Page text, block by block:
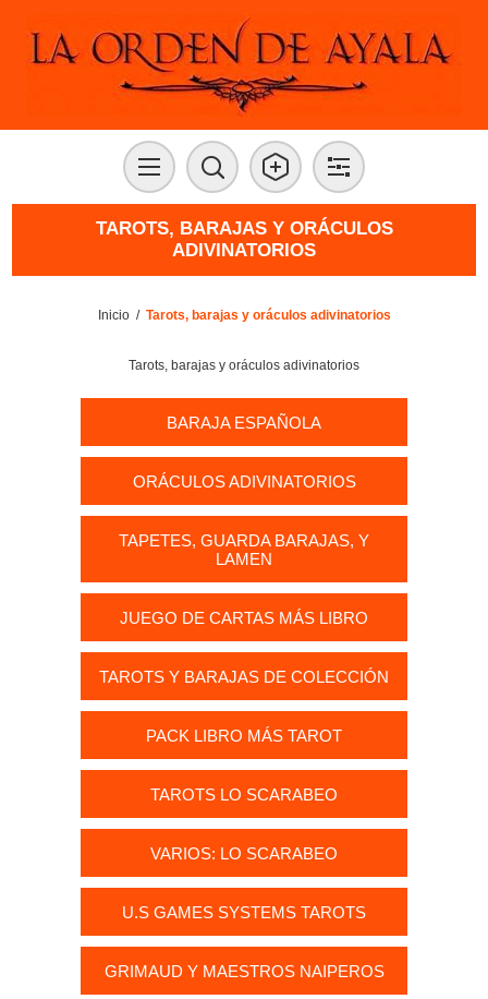
TAROTS, BARAJAS Y ORÁCULOS
ADIVINATORIOS
Inicio / Tarots, barajas y oráculos adivinatorios
Tarots, barajas y oráculos adivinatorios
BARAJA ESPAÑOLA
ORÁCULOS ADIVINATORIOS
TAPETES, GUARDA BARAJAS, Y
LAMEN
JUEGO DE CARTAS MÁS LIBRO
TAROTS Y BARAJAS DE COLECCIÓN
PACK LIBRO MÁS TAROT
TAROTS LO SCARABEO
VARIOS: LO SCARABEO
U.S GAMES SYSTEMS TAROTS
GRIMAUD Y MAESTROS NAIPEROS